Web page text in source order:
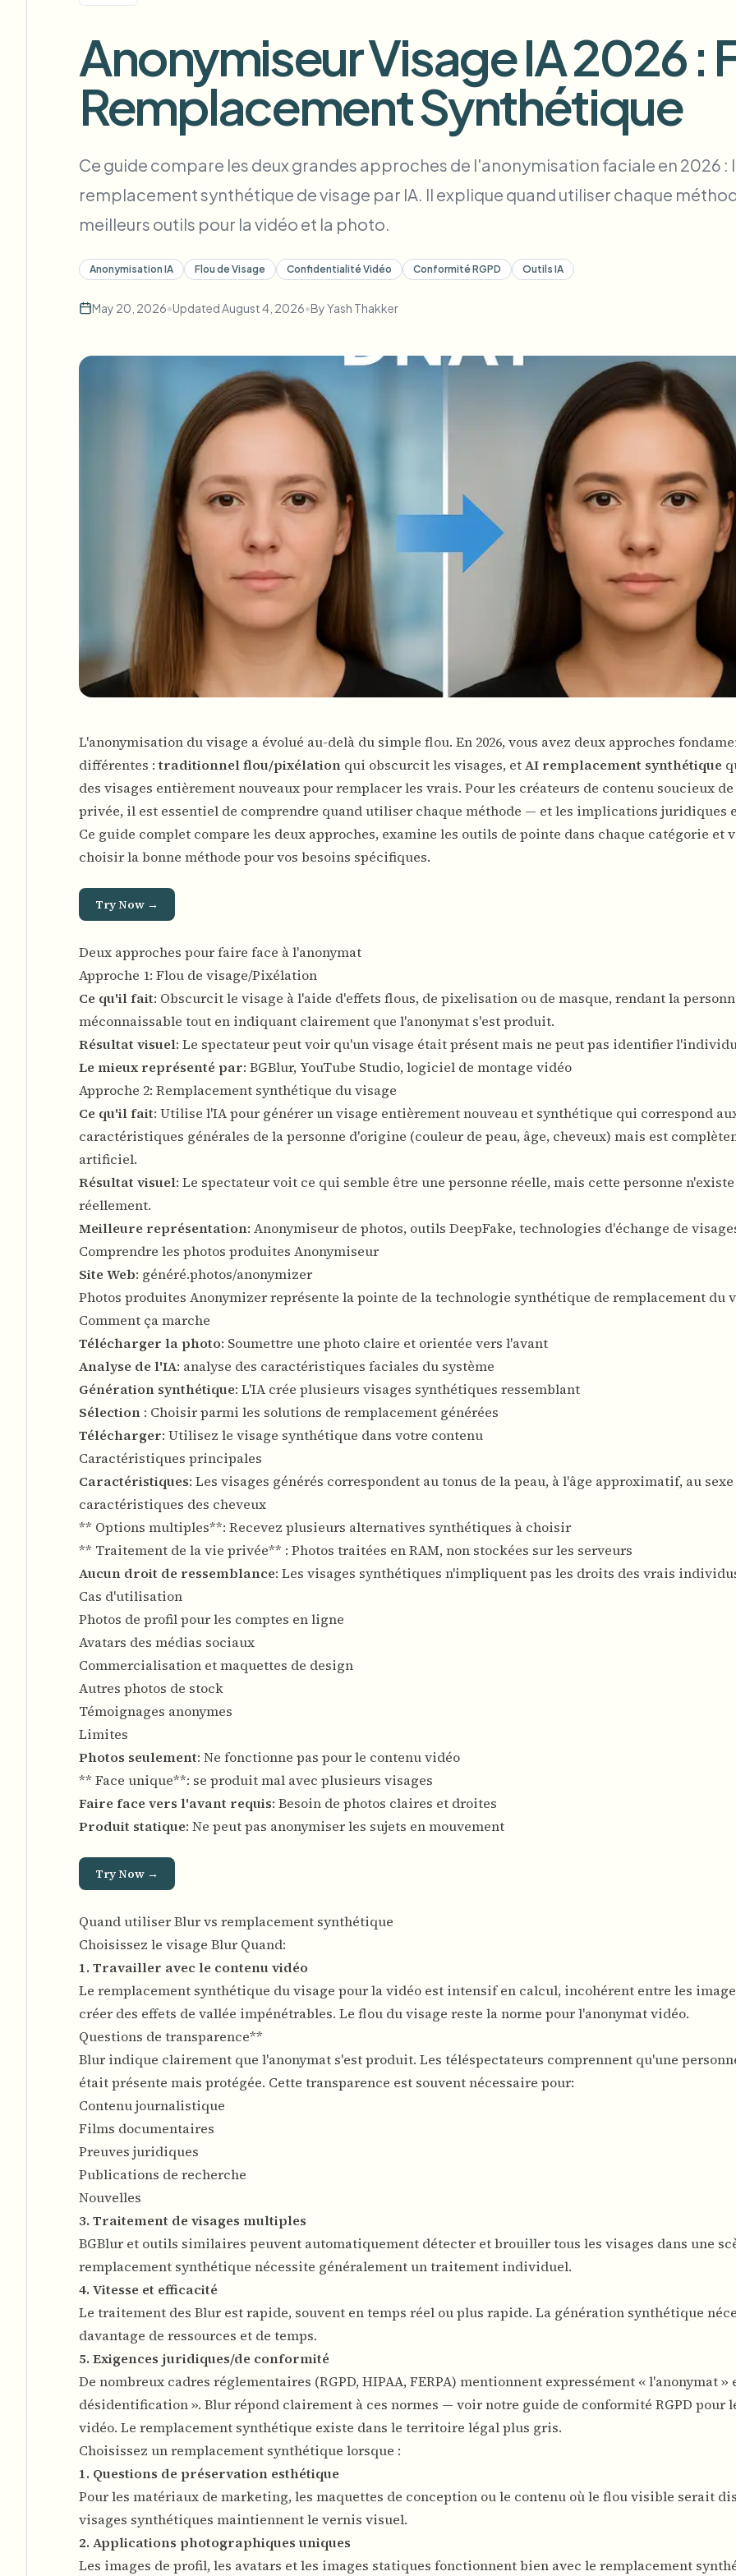
Intelligence vidéo BETA
Ask questions and get AI summaries
Vlogger Moto Vlogger
Queue many videos and blur in one run—for teams.
BATCH READY FOR TEAMS
FORMULAIRE DE CONTACT
Parlez-nous de volume, de conformité et d'intégrations.
PRÊT POUR LE VOLUME
ÉCOSYSTÈME
Intelligence vidéo
Rechercher et comprendre la vidéo —
Anonymiseur Visage IA 2026 :
Remplacement Synthétique
Ce guide compare les deux grandes approches de l'anonymisation faciale en 2026
remplacement synthétique de visage par IA. Il explique quand utiliser chaque
meilleurs outils pour la vidéo et la photo.
Anonymisation IA Flou de Visage Confidentialité Vidéo Conformité RGPD Outils IA
May 20, 2026•UpdatedAugust 4, 2026•ByYash Thakker
L'anonymisation du visage a évolué au-delà du simple flou. En 2026, vous avez deux approches
différentes :traditionnel flou/pixélation qui obscurcit les visages, etAI remplacement synthétique
des visages entièrement nouveaux pour remplacer les vrais. Pour les créateurs de contenu soucieux
privée, il est essentiel de comprendre quand utiliser chaque méthode — et les implications juridiques
Ce guide complet compare les deux approches, examine les outils de pointe dans chaque catégorie et
choisir la bonne méthode pour vos besoins spécifiques.
Try Now →
Deux approches pour faire face à l'anonymat
Approche 1: Flou de visage/Pixélation
Ce qu'il fait: Obscurcit le visage à l'aide d'effets flous, de pixelisation ou de masque, rendant la
méconnaissable tout en indiquant clairement que l'anonymat s'est produit.
Résultat visuel: Le spectateur peut voir qu'un visage était présent mais ne peut pas identifier
Le mieux représenté par: BGBlur, YouTube Studio, logiciel de montage vidéo
Approche 2: Remplacement synthétique du visage
Ce qu'il fait: Utilise l'IA pour générer un visage entièrement nouveau et synthétique qui correspond
caractéristiques générales de la personne d'origine (couleur de peau, âge, cheveux) mais est
artificiel.
Résultat visuel: Le spectateur voit ce qui semble être une personne réelle, mais cette personne n'existe
réellement.
Meilleure représentation: Anonymiseur de photos, outils DeepFake, technologies d'échange de
Comprendre les photos produites Anonymiseur
Site Web: généré.photos/anonymizer
Photos produites Anonymizer représente la pointe de la technologie synthétique de remplacement du
Comment ça marche
Télécharger la photo: Soumettre une photo claire et orientée vers l'avant
Analyse de l'IA: analyse des caractéristiques faciales du système
Génération synthétique: L'IA crée plusieurs visages synthétiques ressemblant
Sélection : Choisir parmi les solutions de remplacement générées
Télécharger: Utilisez le visage synthétique dans votre contenu
Caractéristiques principales
Caractéristiques: Les visages générés correspondent au tonus de la peau, à l'âge approximatif, au
caractéristiques des cheveux
** Options multiples**: Recevez plusieurs alternatives synthétiques à choisir
** Traitement de la vie privée** : Photos traitées en RAM, non stockées sur les serveurs
Aucun droit de ressemblance: Les visages synthétiques n'impliquent pas les droits des vrais
Cas d'utilisation
Photos de profil pour les comptes en ligne
Avatars des médias sociaux
Commercialisation et maquettes de design
Autres photos de stock
Témoignages anonymes
Limites
Photos seulement: Ne fonctionne pas pour le contenu vidéo
** Face unique**: se produit mal avec plusieurs visages
Faire face vers l'avant requis: Besoin de photos claires et droites
Produit statique: Ne peut pas anonymiser les sujets en mouvement
Try Now →
Quand utiliser Blur vs remplacement synthétique
Choisissez le visage Blur Quand:
1. Travailler avec le contenu vidéo
Le remplacement synthétique du visage pour la vidéo est intensif en calcul, incohérent entre les
créer des effets de vallée impénétrables. Le flou du visage reste la norme pour l'anonymat vidéo.
Questions de transparence**
Blur indique clairement que l'anonymat s'est produit. Les téléspectateurs comprennent qu'une
était présente mais protégée. Cette transparence est souvent nécessaire pour:
Contenu journalistique
Films documentaires
Preuves juridiques
Publications de recherche
Nouvelles
3. Traitement de visages multiples
BGBlur et outils similaires peuvent automatiquement détecter et brouiller tous les visages dans une
remplacement synthétique nécessite généralement un traitement individuel.
4. Vitesse et efficacité
Le traitement des Blur est rapide, souvent en temps réel ou plus rapide. La génération synthétique
davantage de ressources et de temps.
5. Exigences juridiques/de conformité
De nombreux cadres réglementaires (RGPD, HIPAA, FERPA) mentionnent expressément « l'anonymat »
désidentification ». Blur répond clairement à ces normes — voir notre guide de conformité RGPD pour
vidéo. Le remplacement synthétique existe dans le territoire légal plus gris.
Choisissez un remplacement synthétique lorsque :
1. Questions de préservation esthétique
Pour les matériaux de marketing, les maquettes de conception ou le contenu où le flou visible serait
visages synthétiques maintiennent le vernis visuel.
2. Applications photographiques uniques
Les images de profil, les avatars et les images statiques fonctionnent bien avec le remplacement